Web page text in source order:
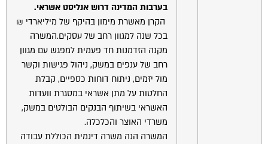
בערבות המדינה דרוש אנליסט אשראי.
הקרן מאשרת מימון בהיקף של מיליארדי ₪
בכל שנה למגוון רחב של עסקים.המשרה
מקנה הזדמנות חד פעמית למפגש עם מגוון
רחב של ענפים במשק, ניהול פגישות וקשר
מול יזמים, ניתוח דוחות כספיים, קבלת
החלטות על מתן אשראי במסגרת וועדות
האשראי בשיתוף הבנקים הבולטים במשק,
משרדי האוצר והכלכלה.
המשרה הנה משרה דינמית הכוללת עבודה